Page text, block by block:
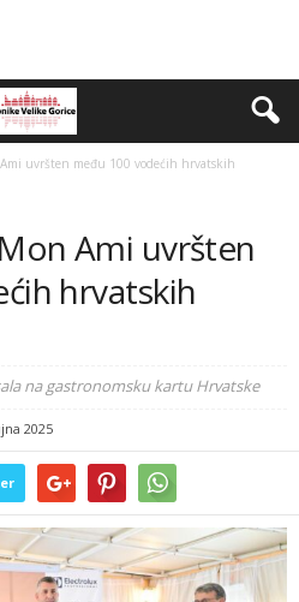
Ami uvršten među 100 vodećih hrvatskih
Mon Ami uvršten
hrvatskih
na gastronomsku kartu Hrvatske
2025